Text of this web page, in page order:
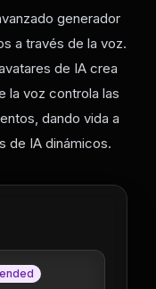
generador
a través de la voz.
de IA crea
la voz controla las
dando vida a
de IA dinámicos.